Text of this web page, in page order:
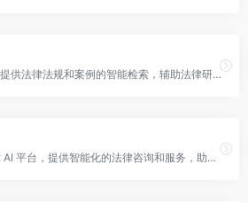
AI法律搜索引擎，提供法律法规和案例的智能检索，辅助法律研究。
阿里云推出的法律 AI 平台，提供智能化的法律咨询和服务，助力法律行业智能化升级。​